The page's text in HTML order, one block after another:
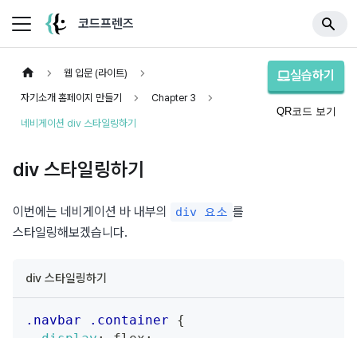
코드프렌즈
웹 입문 (라이트)
자기소개 홈페이지 만들기 Chapter 3
네비게이션 div 스타일링하기
실습하기
QR코드 보기
div 스타일링하기
이번에는 네비게이션 바 내부의 div 요소 를
스타일링해보겠습니다.
div 스타일링하기
.navbar .container
{